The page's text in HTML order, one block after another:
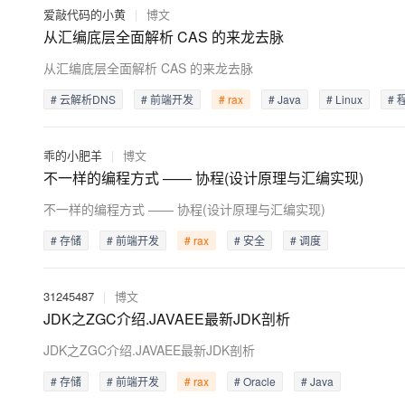
爱敲代码的小黄 | 博文
从汇编底层全面解析 CAS 的来龙去脉
从汇编底层全面解析 CAS 的来龙去脉
# 云解析DNS # 前端开发 # rax # Java # Linux #
乖的小肥羊 | 博文
不一样的编程方式 —— 协程(设计原理与汇编实现)
不一样的编程方式 —— 协程(设计原理与汇编实现)
# 存储 # 前端开发 # rax # 安全 # 调度
31245487 | 博文
JDK之ZGC介绍.JAVAEE最新JDK剖析
JDK之ZGC介绍.JAVAEE最新JDK剖析
# 存储 # 前端开发 # rax # Oracle # Java